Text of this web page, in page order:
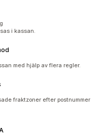
i kassan.
med hjälp av flera regler.
fraktzoner efter postnummer